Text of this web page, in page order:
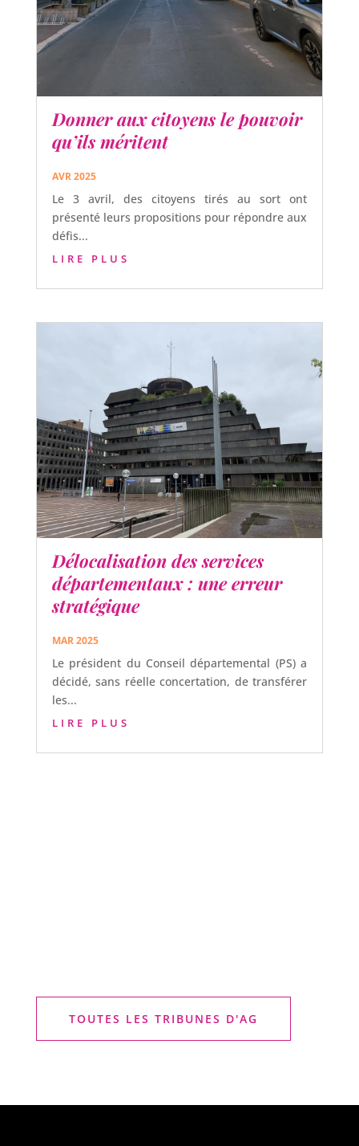
Donner aux citoyens le pouvoir
qu’ils méritent
AVR 2025
Le 3 avril, des citoyens tirés au sort ont
présenté leurs propositions pour répondre aux
défis...
LIRE PLUS
Délocalisation des services
départementaux : une erreur
stratégique
MAR 2025
Le président du Conseil départemental (PS) a
décidé, sans réelle concertation, de transférer
les...
LIRE PLUS
TOUTES LES TRIBUNES D'AG